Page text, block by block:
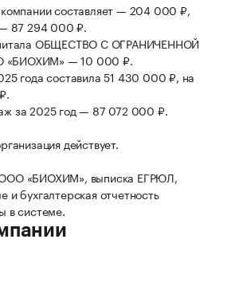
составляет — 204 000 ₽,
87 294 000 ₽.
ОБЩЕСТВО С ОГРАНИЧЕННОЙ
«БИОХИМ» — 10 000 ₽.
года составила 51 430 000 ₽, на
за 2025 год — 87 072 000 ₽.
действует.
«БИОХИМ», выписка ЕГРЮЛ,
и бухгалтерская отчетность
в системе.